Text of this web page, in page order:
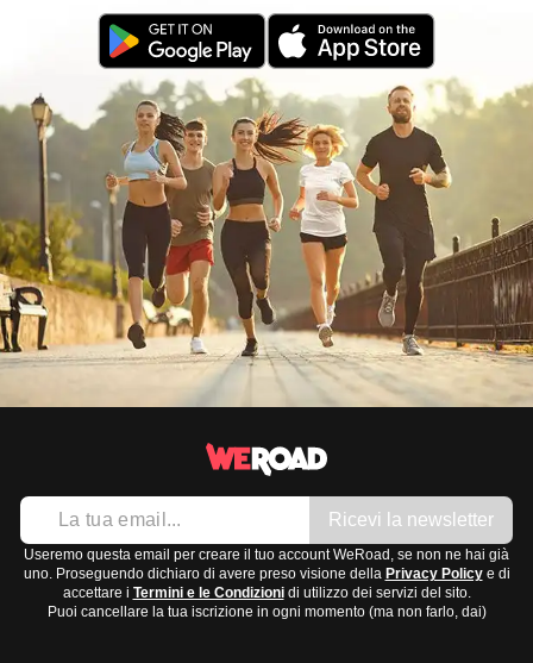
Ricevi la newsletter
Useremo questa email per creare il tuo account WeRoad, se non ne hai già
uno. Proseguendo dichiaro di avere preso visione della Privacy Policye di
accettare i Termini e le Condizionidi utilizzo dei servizi del sito.
Puoi cancellare la tua iscrizione in ogni momento (ma non farlo, dai)